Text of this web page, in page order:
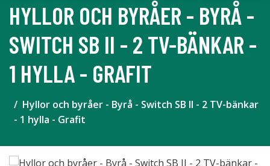
HYLLOR OCH BYRÅER - BYRÅ -
SWITCH SB II - 2 TV-BÄNKAR -
1 HYLLA - GRAFIT
Hyllor och byråer - Byrå - Switch SB II - 2 TV-bänkar
- 1 hylla - Grafit